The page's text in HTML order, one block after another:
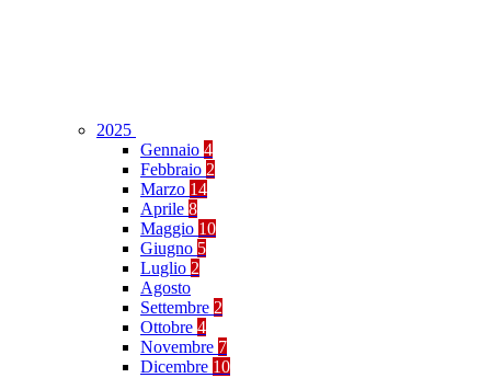
2025
Gennaio 4
Febbraio 2
Marzo 14
Aprile 8
Maggio 10
Giugno 5
Luglio 2
Agosto
Settembre 2
Ottobre 4
Novembre 7
Dicembre 10